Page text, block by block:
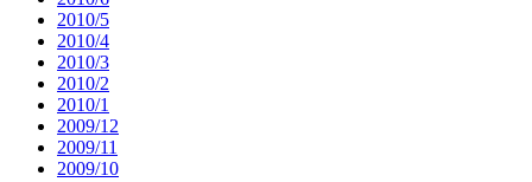
2010/5
2010/4
2010/3
2010/2
2010/1
2009/12
2009/11
2009/10